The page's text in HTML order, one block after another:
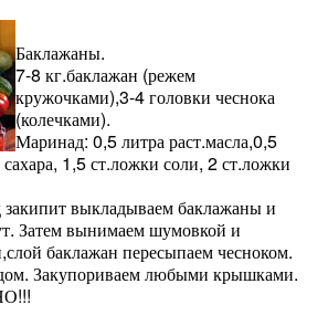
Баклажаны.
7-8 кг.баклажан (режем
кружочками),3-4 головки чеснока
(колечками).
Маринад: 0,5 литра раст.масла,0,5
1,5 ст.ложки соли, 2 ст.ложки
закипит выкладываем баклажаны и
Затем вынимаем шумовкой и
баклажан пересыпаем чесноком.
Закупориваем любыми крышками.